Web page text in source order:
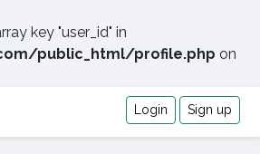
key "user_id" in
public_html/profile.php on
Login Sign up